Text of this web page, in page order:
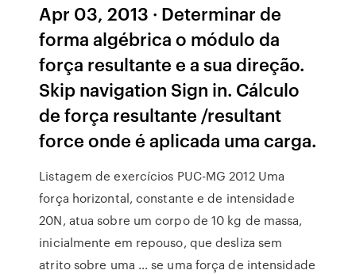
Apr 03, 2013 · Determinar de
forma algébrica o módulo da
força resultante e a sua direção.
Skip navigation Sign in. Cálculo
de força resultante /resultant
force onde é aplicada uma carga.
Listagem de exercícios PUC-MG 2012 Uma
força horizontal, constante e de intensidade
20N, atua sobre um corpo de 10 kg de massa,
inicialmente em repouso, que desliza sem
atrito sobre uma … se uma força de intensidade